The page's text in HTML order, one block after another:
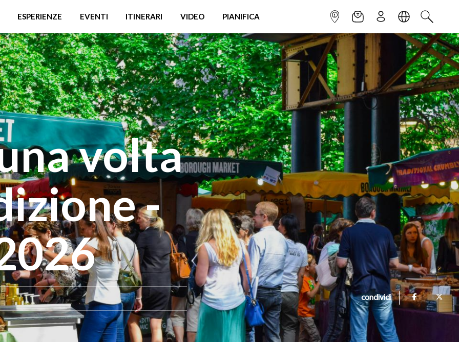
ESPERIENZE EVENTI ITINERARI VIDEO PIANIFICA INFOPOINTNEWSLETTER
ISCRIVITILINGUACERCA
volta
-
condividi